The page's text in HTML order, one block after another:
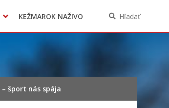
KEŽMAROK NAŽIVO Hľadať
šport nás spája